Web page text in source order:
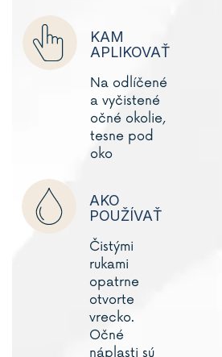
KAM
APLIKOVAŤ
Na odlíčené
a vyčistené
očné okolie,
tesne pod
oko
AKO
POUŽÍVAŤ
Čistými
rukami
opatrne
otvorte
vrecko.
Očné
náplasti sú